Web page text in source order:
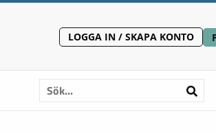
LOGGA IN / SKAPA KONTO